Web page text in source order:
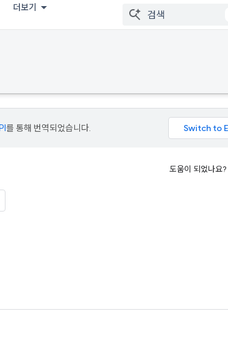
더보기
를 통해 번역되었습니다.
도움이 되었나요?